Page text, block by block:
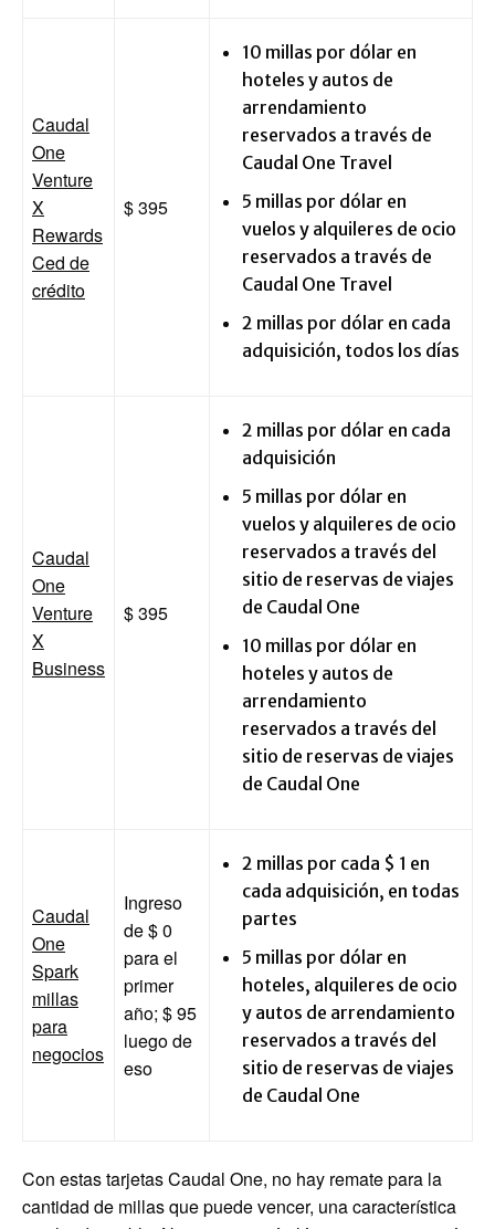
Caudal
One
Venture
X
Rewards
Ced de
crédito
$ 395
10 millas por dólar en
hoteles y autos de
arrendamiento
reservados a través de
Caudal One Travel
5 millas por dólar en
vuelos y alquileres de ocio
reservados a través de
Caudal One Travel
2 millas por dólar en cada
adquisición, todos los días
Caudal
One
Venture
X
Business
$ 395
2 millas por dólar en cada
adquisición
5 millas por dólar en
vuelos y alquileres de ocio
reservados a través del
sitio de reservas de viajes
de Caudal One
10 millas por dólar en
hoteles y autos de
arrendamiento
reservados a través del
sitio de reservas de viajes
de Caudal One
Caudal
One
Spark
millas
para
negocios
Ingreso
de $ 0
para el
primer
año; $ 95
luego de
eso
2 millas por cada $ 1 en
cada adquisición, en todas
partes
5 millas por dólar en
hoteles, alquileres de ocio
y autos de arrendamiento
reservados a través del
sitio de reservas de viajes
de Caudal One
Con estas tarjetas Caudal One, no hay remate para la
cantidad de millas que puede vencer, una característica